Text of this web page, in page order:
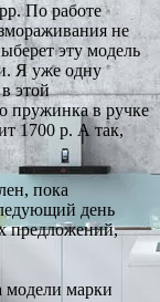
По работе
не
эту модель
Я уже одну
этой
пружинка в ручке
1700 р. А так,
пока
день
предложений,
модели марки